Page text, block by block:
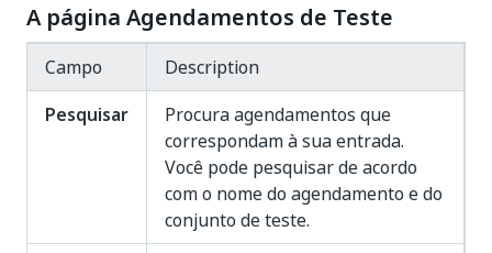
A página Agendamentos de Teste
Campo
Description
Pesquisar
Procura agendamentos que
correspondam à sua entrada.
Você pode pesquisar de acordo
com o nome do agendamento e do
conjunto de teste.